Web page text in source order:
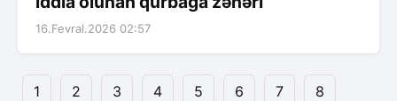
16.Fevral.2026 02:57
1 2 3 4 5 6 7
8